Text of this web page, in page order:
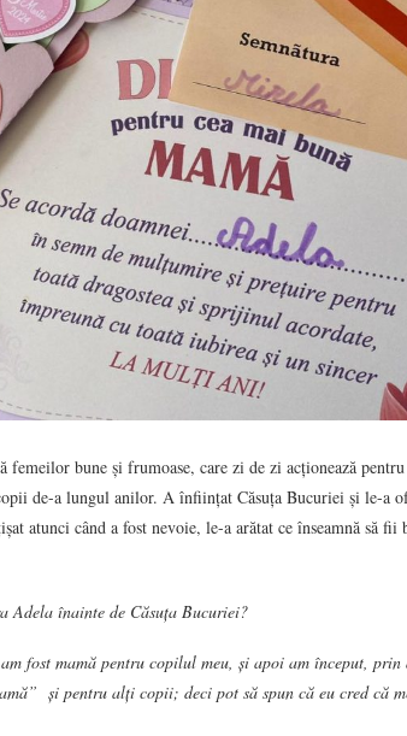
bune și frumoase, care zi de zi acționează
de-a lungul anilor. A înființat Căsuța Bucuriei și le-a
atunci când a fost nevoie, le-a arătat ce înseamnă să
Adela înainte de Căsuța Bucuriei?
fost mamă pentru copilul meu, și apoi am început,
și pentru alți copii; deci pot să spun că eu cred că